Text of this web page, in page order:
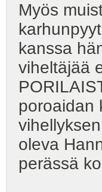
Myös
kanssa
viheltäjää
poroaidan
oleva
perässä